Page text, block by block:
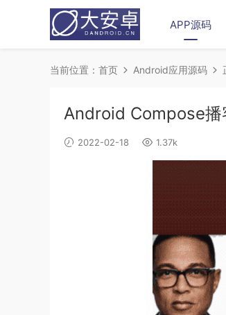
APP源码
当前位置： 首页 Android应用源码
Android Compose播
2022-02-18 1.37k